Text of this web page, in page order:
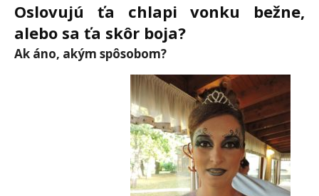
Oslovujú ťa chlapi vonku bežne,
alebo sa ťa skôr boja?
Ak áno, akým spôsobom?